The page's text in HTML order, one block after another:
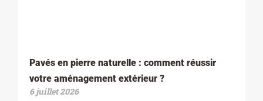
Pavés en pierre naturelle : comment réussir
votre aménagement extérieur ?
6 juillet 2026